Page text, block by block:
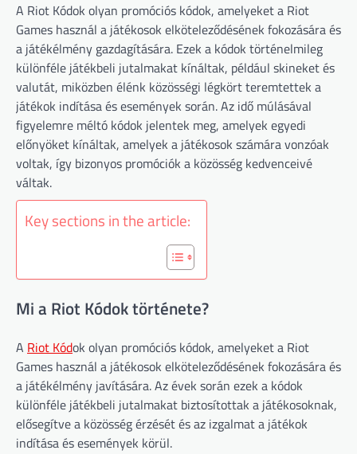
A Riot Kódok olyan promóciós kódok, amelyeket a Riot
Games használ a játékosok elköteleződésének fokozására és
a játékélmény gazdagítására. Ezek a kódok történelmileg
különféle játékbeli jutalmakat kínáltak, például skineket és
valutát, miközben élénk közösségi légkört teremtettek a
játékok indítása és események során. Az idő múlásával
figyelemre méltó kódok jelentek meg, amelyek egyedi
előnyöket kínáltak, amelyek a játékosok számára vonzóak
voltak, így bizonyos promóciók a közösség kedvenceivé
váltak.
Key sections in the article:
Mi a Riot Kódok története?
A Riot Kódok olyan promóciós kódok, amelyeket a Riot
Games használ a játékosok elköteleződésének fokozására és
a játékélmény javítására. Az évek során ezek a kódok
különféle játékbeli jutalmakat biztosítottak a játékosoknak,
elősegítve a közösség érzését és az izgalmat a játékok
indítása és események körül.